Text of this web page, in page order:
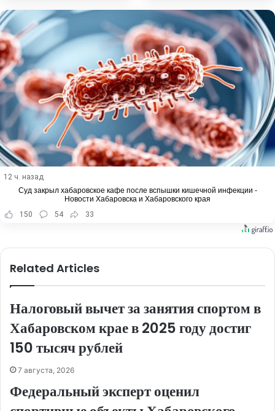
12 ч. назад
Суд закрыл хабаровское кафе после вспышки кишечной инфекции -
Новости Хабаровска и Хабаровского края
150
54 33
Related Articles
Налоговый вычет за занятия спортом в
Хабаровском крае в 2025 году достиг
150 тысяч рублей
7 августа, 2026
Федеральный эксперт оценил